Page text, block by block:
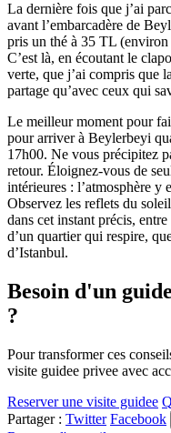
La dernière fois que j’ai
avant l’embarcadère de
pris un thé à 35 TL
C’est là, en écoutant le
verte, que j’ai compris que
partage qu’avec ceux qui
Le meilleur moment pour
pour arriver à Beylerbeyi
17h00. Ne vous précipitez
retour. Éloignez-vous de
intérieures : l’atmosphère y
Observez les reflets du
dans cet instant précis,
d’un quartier qui respire,
d’Istanbul.
Besoin d'un
?
Pour transformer ces
visite guidee privee avec
Reserver une visite guidee
Partager : Twitter Facebook